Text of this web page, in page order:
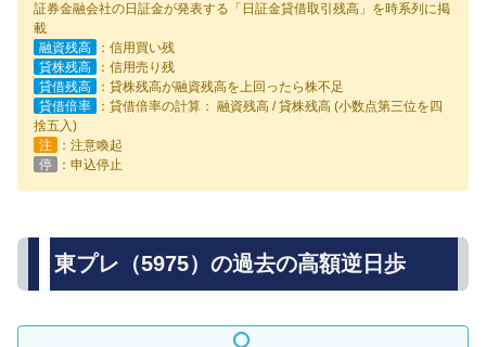
証券金融会社の日証金が発表する「日証金貸借取引残高」を時系列に掲
載
融資残高
：信用買い残
貸株残高
：信用売り残
貸借残高
：貸株残高が融資残高を上回ったら株不足
貸借倍率
：貸借倍率の計算： 融資残高 / 貸株残高 (小数点第三位を四
捨五入)
注
：注意喚起
停
：申込停止
東プレ（5975）の過去の高額逆日歩